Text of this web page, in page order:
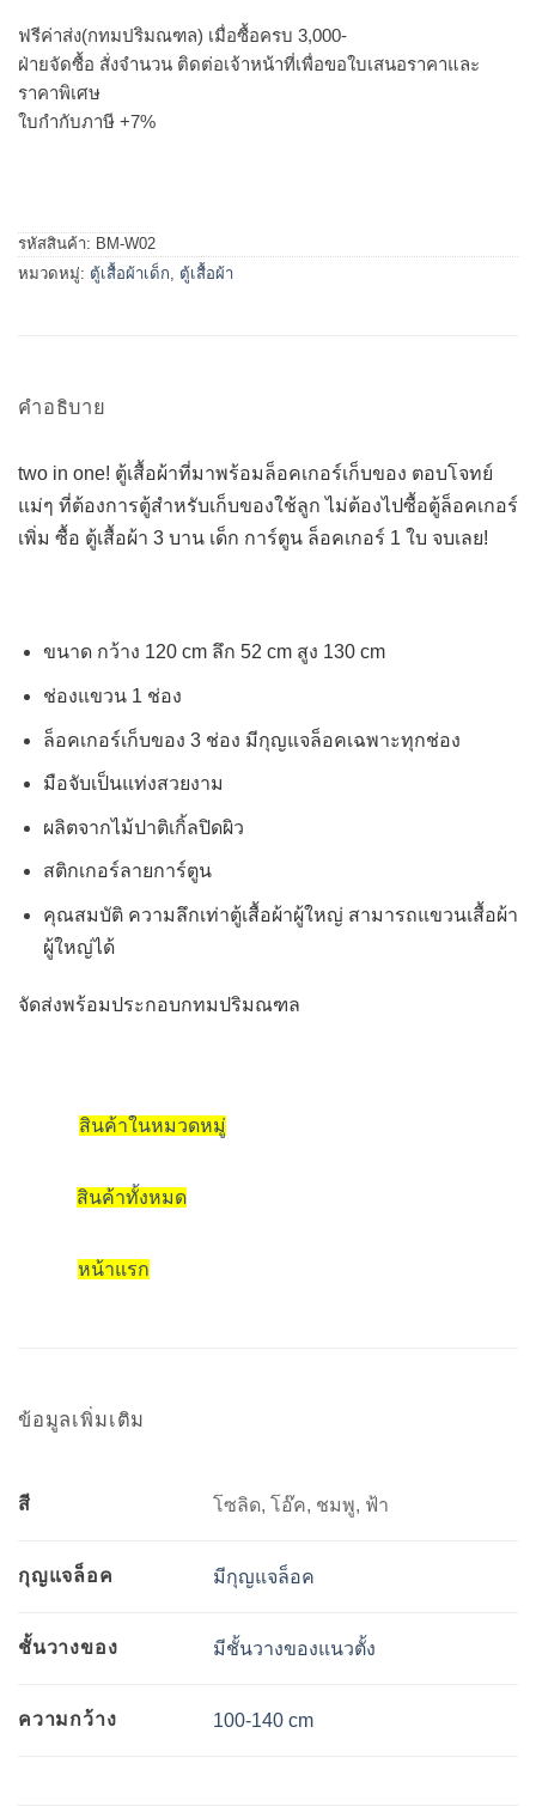
ฟรีค่าส่ง(กทมปริมณฑล) เมื่อซื้อครบ 3,000-
ฝ่ายจัดซื้อ สั่งจำนวน ติดต่อเจ้าหน้าที่เพื่อขอใบเสนอราคาและ
ราคาพิเศษ
ใบกำกับภาษี +7%
รหัสสินค้า: BM-W02
หมวดหมู่: ตู้เสื้อผ้าเด็ก ตู้เสื้อผ้า
คำอธิบาย
two in one! ตู้เสื้อผ้าที่มาพร้อมล็อคเกอร์เก็บของ ตอบโจทย์
แม่ๆ ที่ต้องการตู้สำหรับเก็บของใช้ลูก ไม่ต้องไปซื้อตู้ล็อคเกอร์
เพิ่ม ซื้อ ตู้เสื้อผ้า 3 บาน เด็ก การ์ตูน ล็อคเกอร์ 1 ใบ จบเลย!
ขนาด กว้าง 120 cm ลึก 52 cm สูง 130 cm
ช่องแขวน 1 ช่อง
ล็อคเกอร์เก็บของ 3 ช่อง มีกุญแจล็อคเฉพาะทุกช่อง
มือจับเป็นแท่งสวยงาม
ผลิตจากไม้ปาติเกิ้ลปิดผิว
สติกเกอร์ลายการ์ตูน
คุณสมบัติ ความลึกเท่าตู้เสื้อผ้าผู้ใหญ่ สามารถแขวนเสื้อผ้า
ผู้ใหญ่ได้
จัดส่งพร้อมประกอบกทมปริมณฑล
สินค้าในหมวดหมู่
สินค้าทั้งหมด
หน้าแรก
ข้อมูลเพิ่มเติม
สี โซลิด, โอ๊ค, ชมพู, ฟ้า
กุญแจล็อค มีกุญแจล็อค
ชั้นวางของ มีชั้นวางของแนวตั้ง
ความกว้าง 100-140 cm